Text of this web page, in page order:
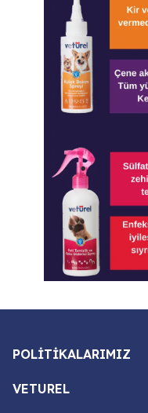
POLİTİKALARIMIZ
VETUREL